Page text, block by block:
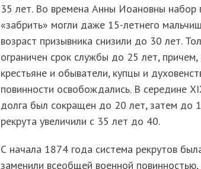
35 лет. Во времена Анны Иоановны
«забрить» могли даже 15-летнего
возраст призывника снизили до 30 лет.
ограничен срок службы до 25 лет,
крестьяне и обыватели, купцы и
повинности освобождались. В середине
долга был сокращен до 20 лет, затем до
рекрута увеличили с 35 лет до 40.
С начала 1874 года система рекрутов
заменили всеобщей военной повинностью,